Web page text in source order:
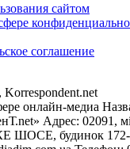
сайтом
соглашение
онлайн-медиа
Адрес: 02091,
ШОСЕ, будинок 172-